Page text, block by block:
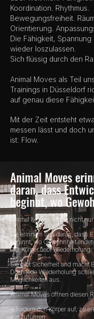
Koordination. Rhythmus.
Bewegungsfreiheit.
Orientierung.
Die Fähigkeit,
wieder loszulassen.
Sich flüssig durch den
Animal Moves als Teil
Trainings in Düsseldorf
auf genau diese
Mit der Zeit entsteht
messen lässt und doch
ist: Flow.
Animal Moves
daran, dass
beginnt, wo
Animal Moves lehren nicht
Sie erinnern uns daran, dass
beginnt, wo Gewohnheit endet.
Der Körper liebt Wiederholung.
Sie gibt Sicherheit und macht
Doch jede Wiederholung
Möglichkeiten aus.
Animal Moves öffnen diesen
ie fordern den Körper auf, zu
auszuführen.